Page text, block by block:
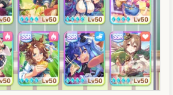
マチのお嬢さん）マスクなし画
った！！
いる女性が話題となっています。 こと